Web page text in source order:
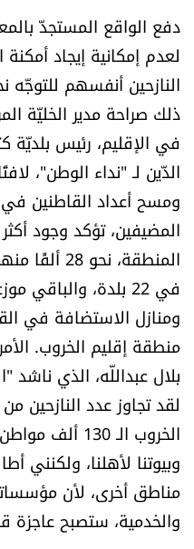
منوّعات
حظّك اليوم
للتاريخ
فيديو
من نحن
للتواصل معنا
شروط الاستخدام
شروط الإشتراك
دفع الواقع المستجدّ
لعدم إمكانية إيجاد
النازحين أنفسهم
ذلك صراحة مدير الخليّة
في الإقليم، رئيس بلديّة
الدّين لـ "نداء الوطن"،
ومسح أعداد القاطنين
المنطقة،
في 22 بلدة،
ومنازل الاستضافة في
منطقة إقليم الخروب.
بلال عبداللّه، الذي ناشد
لقد تجاوز عدد النازحين
الخروب الـ
وبيوتنا لأهلنا، ولكنني
مناطق أخرى، لأن
والخدمية، ستصبح عاجزة